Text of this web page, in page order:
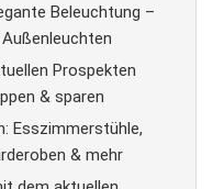
Beleuchtung –
Prospekten
& sparen
Esszimmerstühle,
& mehr